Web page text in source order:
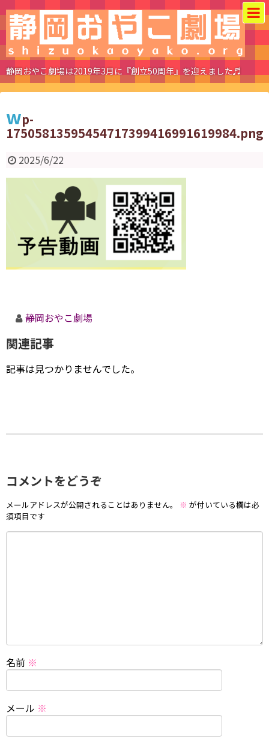
静岡おやこ劇場は2019年3月に『創立50周年』を迎えました♬
wp-
17505813595454717399416991619984.png
2025/6/22
静岡おやこ劇場
関連記事
記事は見つかりませんでした。
コメントをどうぞ
メールアドレスが公開されることはありません。 ※ が付いている欄は必
須項目です
名前 ※
メール ※